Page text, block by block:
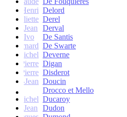
Henri Delord
Juliette Derel
Jean
Derval
Ivo
De Santis
Bernard De Swarte
Michel Deverne
Pierre Digan
Pierre Disderot
André-Jean Doucin
Drocco et Mello
Michel Ducaroy
Jean
Dudon